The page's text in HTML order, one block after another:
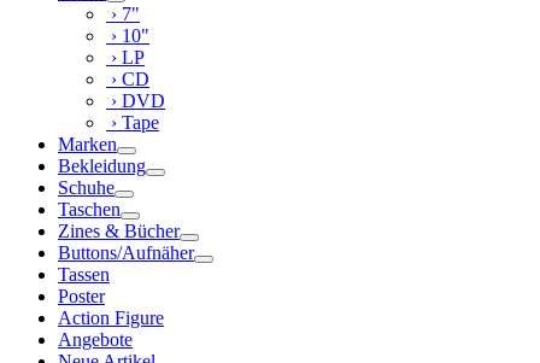
› 7"
› 10"
› LP
› CD
› DVD
› Tape
Marken
Bekleidung
Schuhe
Taschen
Zines & Bücher
Buttons/Aufnäher
Tassen
Poster
Action Figure
Angebote